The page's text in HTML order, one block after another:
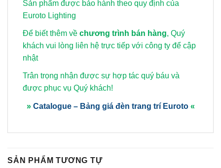
Sản phẩm được bảo hành theo quy định của
Euroto Lighting
Để biết thêm về chương trình bán hàng, Quý
khách vui lòng liên hệ trực tiếp với công ty để cập
nhật
Trân trọng nhận được sự hợp tác quý báu và
được phục vụ Quý khách!
» Catalogue – Bảng giá đèn trang trí Euroto «
SẢN PHẨM TƯƠNG TỰ